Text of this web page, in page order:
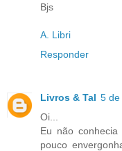
Bjs
A. Libri
Responder
Livros & Tal 5 de
Oi...
Eu não
pouco